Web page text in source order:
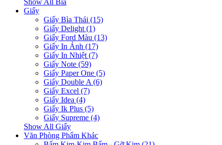
Show All Bìa
Giấy
Giấy Bìa Thái (15)
Giấy Delight (1)
Giấy Ford Màu (13)
Giấy In Ảnh (17)
Giấy In Nhiệt (7)
Giấy Note (59)
Giấy Paper One (5)
Giấy Double A (6)
Giấy Excel (7)
Giấy Idea (4)
Giấy Ik Plus (5)
Giấy Supreme (4)
Show All Giấy
Văn Phòng Phẩm Khác